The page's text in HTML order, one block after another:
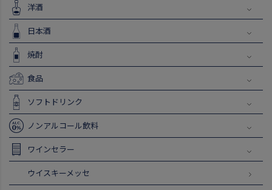
洋酒
日本酒
焼酎
食品
ソフトドリンク
ノンアルコール飲料
ワインセラー
ウイスキーメッセ